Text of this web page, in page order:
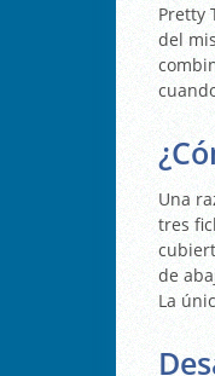
Pretty
del
Una
tres
de
La